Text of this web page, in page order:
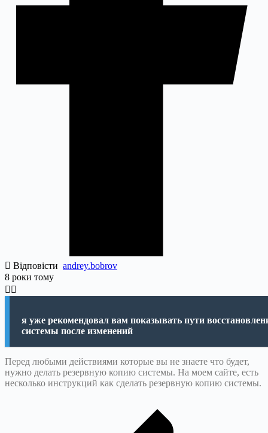
Відповісти andrey.bobrov
8 роки тому
я уже рекомендовал вам показывать пути
системы после изменений
Перед любыми действиями которые вы не знаете что будет,
нужно делать резервную копию системы. На моем сайте, есть
несколько инструкций как сделать резервную копию системы.